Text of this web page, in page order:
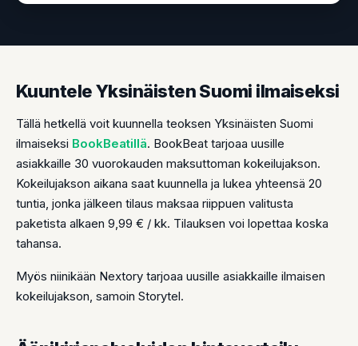
Kuuntele Yksinäisten Suomi ilmaiseksi
Tällä hetkellä voit kuunnella teoksen Yksinäisten Suomi
ilmaiseksi BookBeatillä. BookBeat tarjoaa uusille
asiakkaille 30 vuorokauden maksuttoman kokeilujakson.
Kokeilujakson aikana saat kuunnella ja lukea yhteensä 20
tuntia, jonka jälkeen tilaus maksaa riippuen valitusta
paketista alkaen 9,99 € / kk. Tilauksen voi lopettaa koska
tahansa.
Myös niinikään Nextory tarjoaa uusille asiakkaille ilmaisen
kokeilujakson, samoin Storytel.